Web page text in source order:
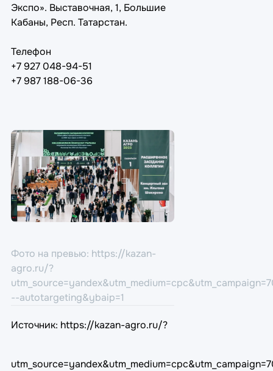
Экспо». Выставочная, 1, Большие
Кабаны, Респ. Татарстан.
Телефон
+7 927 048-94-51
+7 987 188-06-36
Фото на превью: https://kazan-
agro.ru/?
--autotargeting&ybaip=1
Источник: https://kazan-agro.ru/?